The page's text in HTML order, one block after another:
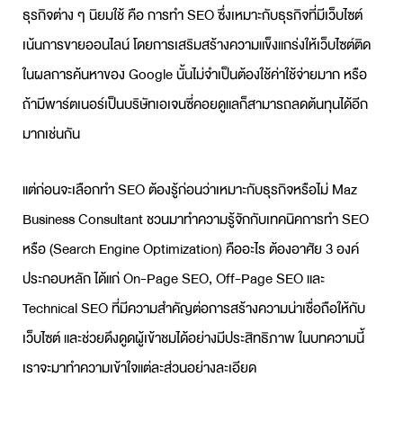
ธุรกิจต่าง ๆ นิยมใช้ คือ การทำ SEO ซึ่งเหมาะกับธุรกิจที่มีเว็บไซต์
เน้นการขายออนไลน์ โดยการเสริมสร้างความแข็งแกร่งให้เว็บไซต์ติด
ในผลการค้นหาของ Google นั้นไม่จำเป็นต้องใช้ค่าใช้จ่ายมาก หรือ
ถ้ามีพาร์ตเนอร์เป็นบริษัทเอเจนซี่คอยดูแลก็สามารถลดต้นทุนได้อีก
มากเช่นกัน
แต่ก่อนจะเลือกทำ SEO ต้องรู้ก่อนว่าเหมาะกับธุรกิจหรือไม่ Maz
Business Consultant ชวนมาทำความรู้จักกับเทคนิคการทำ SEO
หรือ (Search Engine Optimization) คืออะไร ต้องอาศัย 3 องค์
ประกอบหลัก ได้แก่ On-Page SEO, Off-Page SEO และ
Technical SEO ที่มีความสำคัญต่อการสร้างความน่าเชื่อถือให้กับ
เว็บไซต์ และช่วยดึงดูดผู้เข้าชมได้อย่างมีประสิทธิภาพ ในบทความนี้
เราจะมาทำความเข้าใจแต่ละส่วนอย่างละเอียด